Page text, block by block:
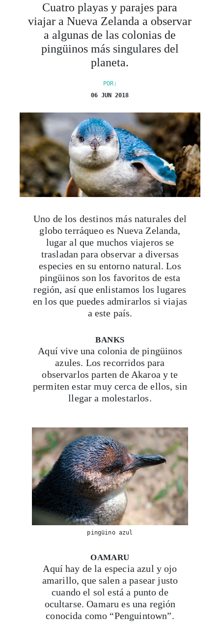
Cuatro playas y parajes para
viajar a Nueva Zelanda a observar
a algunas de las colonias de
pingüinos más singulares del
planeta.
POR:
06 JUN 2018
Uno de los destinos más naturales del
globo terráqueo es Nueva Zelanda,
lugar al que muchos viajeros se
trasladan para observar a diversas
especies en su entorno natural. Los
pingüinos son los favoritos de esta
región, así que enlistamos los lugares
en los que puedes admirarlos si viajas
a este país.
BANKS
Aquí vive una colonia de pingüinos
azules. Los recorridos para
observarlos parten de Akaroa y te
permiten estar muy cerca de ellos, sin
llegar a molestarlos.
pingüino azul
OAMARU
Aquí hay de la especia azul y ojo
amarillo, que salen a pasear justo
cuando el sol está a punto de
ocultarse. Oamaru es una región
conocida como “Penguintown”.